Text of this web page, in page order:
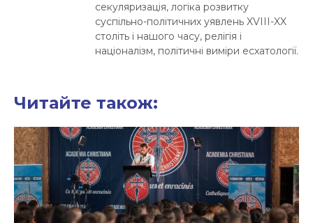
секуляризація, логіка розвитку
суспільно-політичних уявлень XVIII-XX
століть і нашого часу, релігія і
націоналізм, політичні виміри есхатології.
Читайте також: